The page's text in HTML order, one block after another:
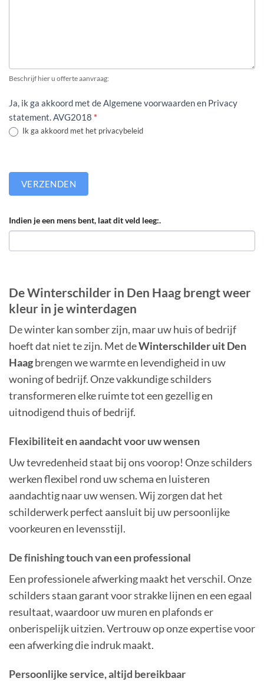
Beschrijf hier u offerte aanvraag:
Ja, ik ga akkoord met de Algemene voorwaarden en Privacy
statement. AVG2018 *
Ik ga akkoord met het privacybeleid
VERZENDEN
Indien je een mens bent, laat dit veld leeg:.
De Winterschilder in Den Haag brengt weer
kleur in je winterdagen
De winter kan somber zijn, maar uw huis of bedrijf
hoeft dat niet te zijn. Met deWinterschilder uit Den
Haagbrengen we warmte en levendigheid in uw
woning of bedrijf. Onze vakkundige schilders
transformeren elke ruimte tot een gezellig en
uitnodigend thuis of bedrijf.
Flexibiliteit en aandacht voor uw wensen
Uw tevredenheid staat bij ons voorop! Onze schilders
werken flexibel rond uw schema en luisteren
aandachtig naar uw wensen. Wij zorgen dat het
schilderwerk perfect aansluit bij uw persoonlijke
voorkeuren en levensstijl.
De finishing touch van een professional
Een professionele afwerking maakt het verschil. Onze
schilders staan garant voor strakke lijnen en een egaal
resultaat, waardoor uw muren en plafonds er
onberispelijk uitzien. Vertrouw op onze expertise voor
een afwerking die indruk maakt.
Persoonlijke service, altijd bereikbaar